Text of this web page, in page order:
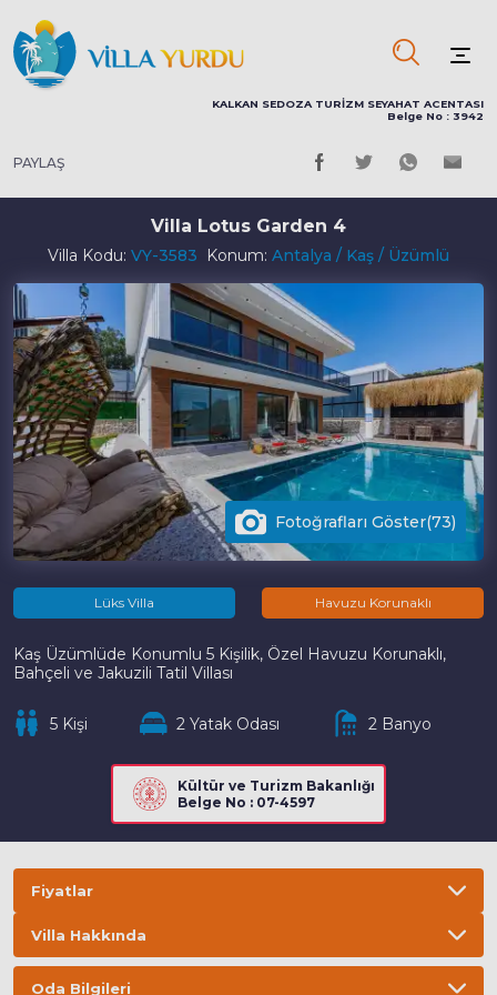
KALKAN SEDOZA TURİZM SEYAHAT ACENTASI
Belge No : 3942
PAYLAŞ
Lüks Villa Havuzu Korunaklı
Kaş Üzümlüde Konumlu 5 Kişilik, Özel Havuzu Korunaklı,
Bahçeli ve Jakuzili Tatil Villası
5 Kişi 2 Yatak Odası 2 Banyo
Kültür ve Turizm Bakanlığı
Belge No : 07-4597
Villa Lotus Garden 4
Villa Kodu: VY-3583 Konum: Antalya / Kaş / Üzümlü
Fotoğrafları Göster(73)
Fiyatlar
Villa Hakkında
Oda Bilgileri